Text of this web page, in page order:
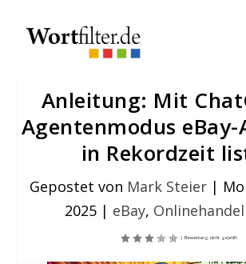
Anleitung: Mit
Agentenmodus
in Rekordzeit
Gepostet von Mark Steier |
2025| eBay, Onlinehandel